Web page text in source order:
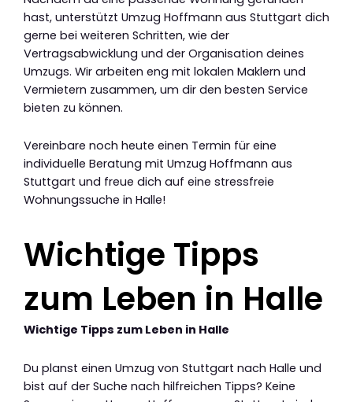
hast, unterstützt Umzug Hoffmann aus Stuttgart dich
gerne bei weiteren Schritten, wie der
Vertragsabwicklung und der Organisation deines
Umzugs. Wir arbeiten eng mit lokalen Maklern und
Vermietern zusammen, um dir den besten Service
bieten zu können.
Vereinbare noch heute einen Termin für eine
individuelle Beratung mit Umzug Hoffmann aus
Stuttgart und freue dich auf eine stressfreie
Wohnungssuche in Halle!
Wichtige Tipps
zum Leben in Halle
Wichtige Tipps zum Leben in Halle
Du planst einen Umzug von Stuttgart nach Halle und
bist auf der Suche nach hilfreichen Tipps? Keine